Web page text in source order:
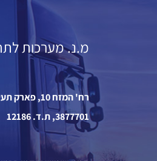
מ.נ. מערכות
רח' המזח 10, פארק תעשיות עמק חפר, מיקוד
3877701, ת.ד. 12186